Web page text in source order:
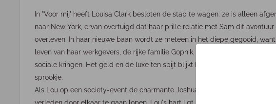
In "Voor mij' heeft Louisa Clark besloten de stap te wagen: ze is alleen
naar New York, ervan overtuigd dat haar prille relatie met Sam dit avontuur
overleven. In haar nieuwe baan wordt ze meteen in het diepe gegooid,
leven van haar werkgevers, de rijke familie Gopnik, speelt zich af in de
sociale kringen. Het geld en de luxe ten spijt blijkt hun leven niet bepaald
sprookje.
Als Lou op een society-event de charmante Joshua Ryan ontmoet, lijken
verleden door elkaar te gaan lopen. Lou's hart ligt in Engeland, maar